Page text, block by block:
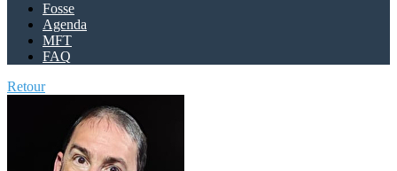
Fosse
Agenda
MFT
FAQ
Retour